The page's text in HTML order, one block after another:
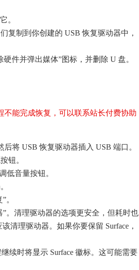
。
复制到你创建的 USB 恢复驱动器中，
件并弹出媒体”图标，并删除 U 盘。
能完成恢复，可以联系站长付费协助
将 USB 恢复驱动器插入 USB 端口。
钮。
低音量按钮。
。
。清理驱动器的选项更安全，但耗时也
清理驱动器。如果你要保留 Surface，
续时将显示 Surface 徽标。这可能需要